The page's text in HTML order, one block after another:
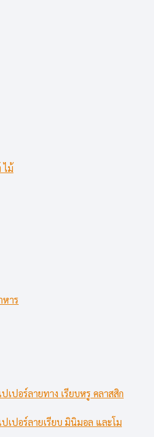
ไม้
หาร
เปอร์ลายทาง เรียบหรู คลาสสิก
เปอร์ลายเรียบ มินิมอล และโม